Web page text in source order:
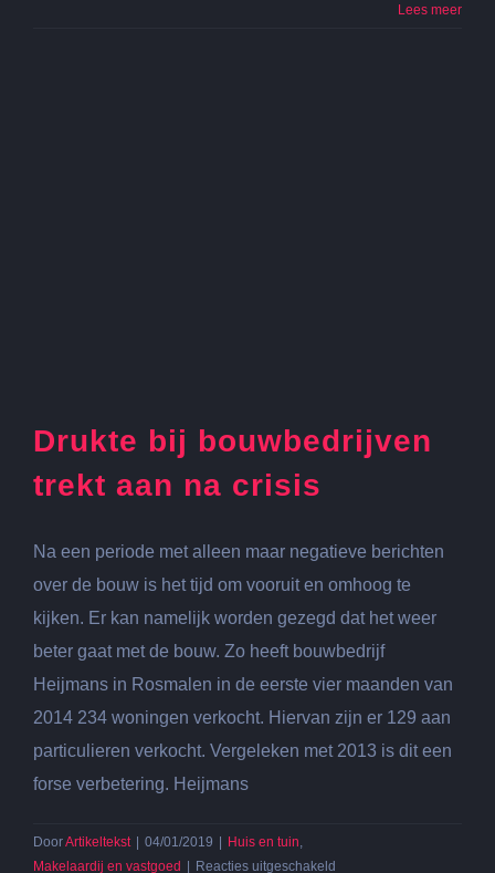
Lees meer
Drukte bij bouwbedrijven
trekt aan na crisis
Na een periode met alleen maar negatieve berichten
over de bouw is het tijd om vooruit en omhoog te
kijken. Er kan namelijk worden gezegd dat het weer
beter gaat met de bouw. Zo heeft bouwbedrijf
Heijmans in Rosmalen in de eerste vier maanden van
2014 234 woningen verkocht. Hiervan zijn er 129 aan
particulieren verkocht. Vergeleken met 2013 is dit een
forse verbetering. Heijmans
DoorArtikeltekst | 04/01/2019 | Huis en tuin
Makelaardij en vastgoed | Reacties uitgeschakeld